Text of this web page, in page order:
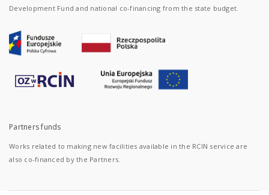
Development Fund and national co-financing from the state budget.
Partners funds
Works related to making new facilities available in the RCIN service are
also co-financed by the Partners.